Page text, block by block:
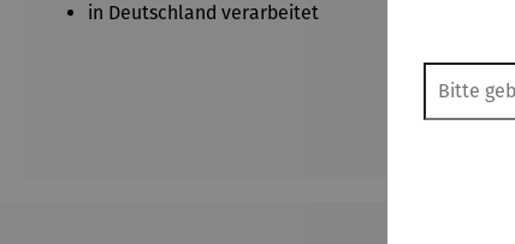
in Deutschland verarbeitet